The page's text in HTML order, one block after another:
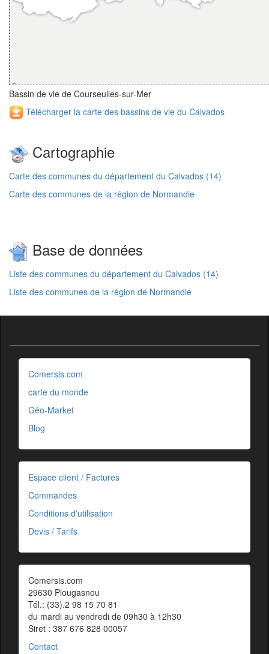
Bassin de vie de Courseulles-sur-Mer
Télécharger la carte des bassins de vie du Calvados
Cartographie
Carte des communes du département du Calvados (14)
Carte des communes de la région de Normandie
Base de données
Liste des communes du département du Calvados (14)
Liste des communes de la région de Normandie
Comersis.com
carte du monde
Géo-Market
Blog
Espace client / Factures
Commandes
Conditions d'utilisation
Devis / Tarifs
Comersis.com
29630 Plougasnou
Tél.: (33).2 98 15 70 81
du mardi au vendredi de 09h30 à 12h30
Siret : 387 676 828 00057
Contact